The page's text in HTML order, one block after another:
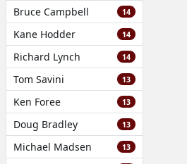
Bruce Campbell 14
Kane Hodder 14
Richard Lynch 14
Tom Savini 13
Ken Foree 13
Doug Bradley 13
Michael Madsen 13